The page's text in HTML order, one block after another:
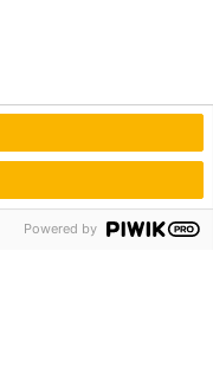
Powered by